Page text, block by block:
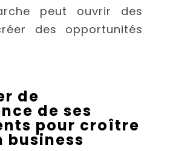
peut ouvrir des
des opportunités
de
de ses
pour croître
business